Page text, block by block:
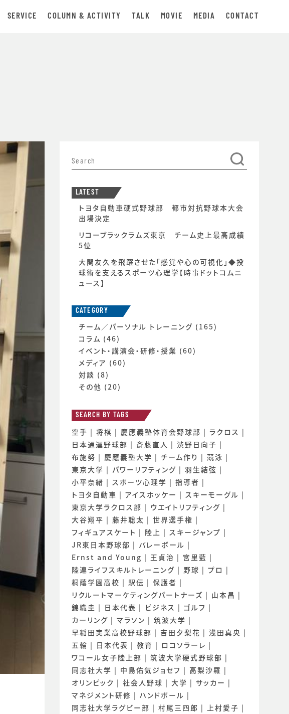
SERVICE COLUMN & ACTIVITY TALK MOVIE MEDIA CONTACT
LATEST
トヨタ自動車硬式野球部 都市対抗野球本大会
出場決定
リコーブラックラムズ東京 チーム史上最高成績
5位
大関友久を飛躍させた「感覚や心の可視化」◆投
球術を支えるスポーツ心理学【時事ドットコムニ
ュース】
CATEGORY
チーム／パーソナル トレーニング (165)
コラム (46)
イベント・講演会・研修・授業 (60)
メディア (60)
対談 (8)
その他 (20)
SEARCH BY TAGS
空手 将棋 慶應義塾体育会野球部
ラクロス
日本通運野球部
斎藤直人
渋野日向子
布施努
慶應義塾大学 チーム作り
競泳
東京大学
パワーリフティング
羽生結弦
小平奈緒
スポーツ心理学
指導者
トヨタ自動車
アイスホッケー
スキーモーグル
東京大学ラクロス部
ウエイトリフティング
大谷翔平
藤井聡太
世界選手権
フィギュアスケート
陸上
スキージャンプ
JR東日本野球部
バレーボール
Ernst and Young
王貞治
宮里藍
陸連ライフスキルトレーニング
野球
プロ
桐蔭学園高校
駅伝
保護者
リクルートマーケティングパートナーズ
山本昌
錦織圭
日本代表 ビジネス
ゴルフ
カーリング
マラソン
筑波大学
早稲田実業高校野球部
吉田夕梨花
浅田真央
五輪
日本代表 教育
ロコソラーレ
ワコール女子陸上部
筑波大学硬式野球部
同志社大学
中島佑気ジョセフ
高梨沙羅
オリンピック
社会人野球 大学
サッカー
マネジメント研修
ハンドボール
同志社大学ラグビー部
村尾三四郎
上村愛子